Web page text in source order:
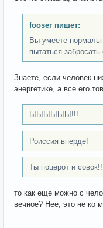
fooser пишет:
Вы умеете
пытаться
Знаете, если человек
энергетике, а все его
ЫЫЫЫЫЫ!!!
Роиссия вперде!
Ты поцерот и
то как еще можно с
вечное? Нее, это не ко